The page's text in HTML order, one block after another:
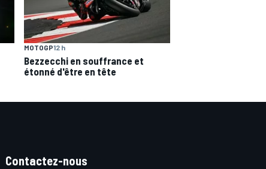
MOTOGP12 h
Bezzecchi en souffrance et
étonné d'être en tête
Contactez-nous